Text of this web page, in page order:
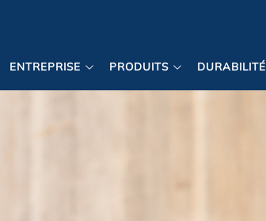
ENTREPRISE PRODUITS DURABILITÉ